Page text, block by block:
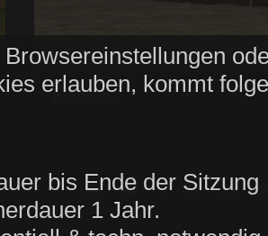
erlauben, kommt
bis Ende der Sitzung
1 Jahr.
P1080024
1 ... 39